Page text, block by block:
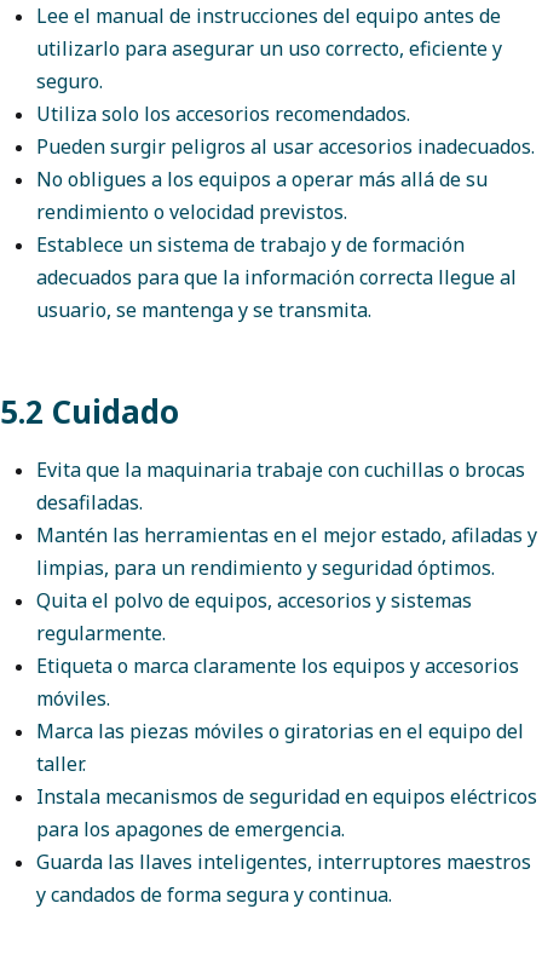
Lee el manual de instrucciones del equipo antes de
utilizarlo para asegurar un uso correcto, eficiente y
seguro.
Utiliza solo los accesorios recomendados.
Pueden surgir peligros al usar accesorios inadecuados.
No obligues a los equipos a operar más allá de su
rendimiento o velocidad previstos.
Establece un sistema de trabajo y de formación
adecuados para que la información correcta llegue al
usuario, se mantenga y se transmita.
5.2 Cuidado
Evita que la maquinaria trabaje con cuchillas o brocas
desafiladas.
Mantén las herramientas en el mejor estado, afiladas y
limpias, para un rendimiento y seguridad óptimos.
Quita el polvo de equipos, accesorios y sistemas
regularmente.
Etiqueta o marca claramente los equipos y accesorios
móviles.
Marca las piezas móviles o giratorias en el equipo del
taller.
Instala mecanismos de seguridad en equipos eléctricos
para los apagones de emergencia.
Guarda las llaves inteligentes, interruptores maestros
y candados de forma segura y continua.